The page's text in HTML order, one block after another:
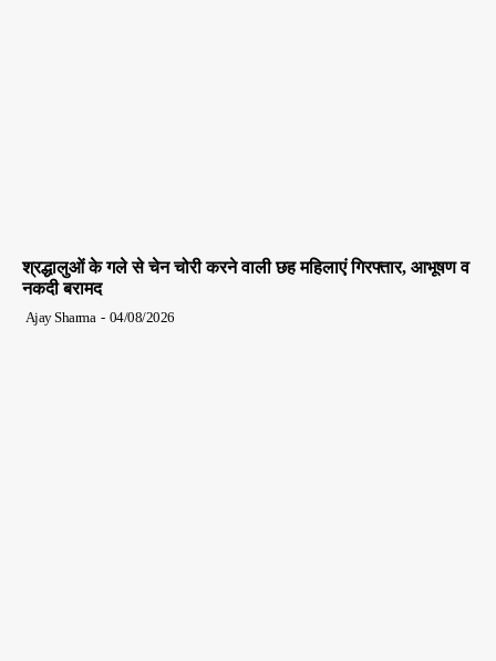
श्रद्धालुओं के गले से चेन चोरी करने वाली छह महिलाएं गिरफ्तार, आभूषण व
नकदी बरामद
Ajay Sharma - 04/08/2026